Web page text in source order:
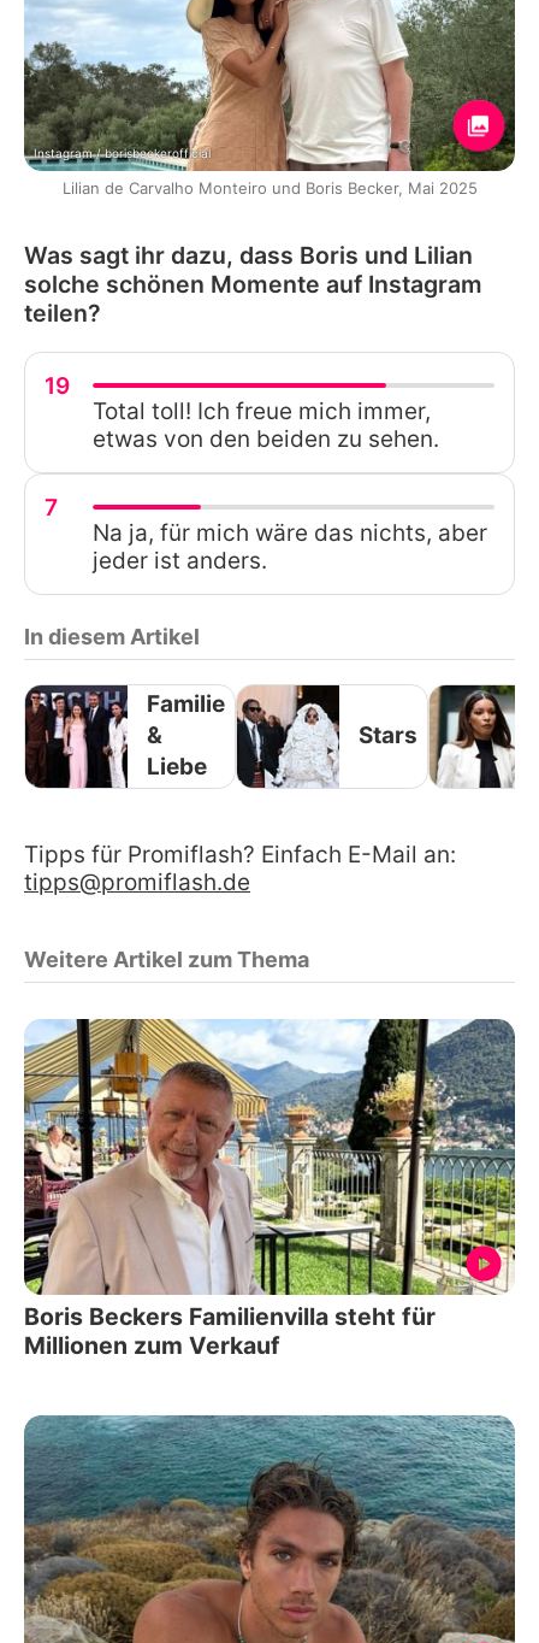
Instagram / borisbeckerofficial
Lilian de Carvalho Monteiro und Boris Becker, Mai 2025
Was sagt ihr dazu, dass Boris und Lilian
solche schönen Momente auf Instagram
teilen?
19
Total toll! Ich freue mich immer,
etwas von den beiden zu sehen.
7
Na ja, für mich wäre das nichts, aber
jeder ist anders.
In diesem Artikel
Familie
&
Liebe
Stars
Tipps für Promiflash? Einfach E-Mail an:
tipps@promiflash.de
Weitere Artikel zum Thema
Boris Beckers Familienvilla steht für
Millionen zum Verkauf